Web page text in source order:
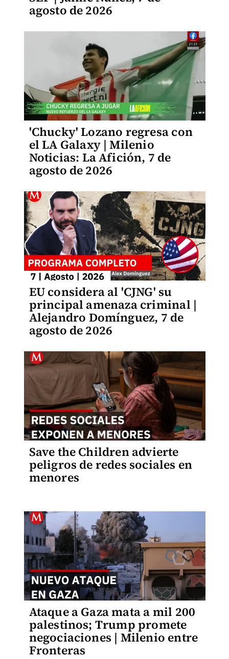
agosto de 2026
'Chucky' Lozano regresa con
el LA Galaxy | Milenio
Noticias: La Afición, 7 de
agosto de 2026
EU considera al 'CJNG' su
principal amenaza criminal |
Alejandro Domínguez, 7 de
agosto de 2026
Save the Children advierte
peligros de redes sociales en
menores
Ataque a Gaza mata a mil 200
palestinos; Trump promete
negociaciones | Milenio entre
Fronteras